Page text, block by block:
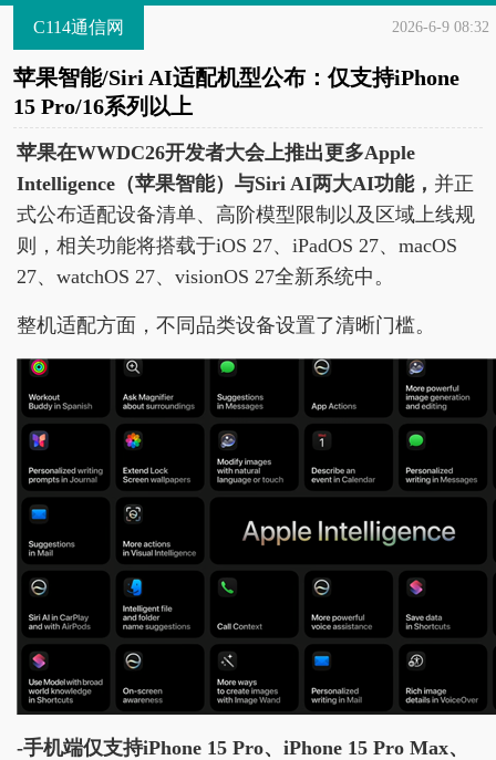
C114通信网 2026-6-9 08:32
苹果智能/Siri AI适配机型公布：仅支持iPhone
15 Pro/16系列以上
苹果在WWDC26开发者大会上推出更多Apple
Intelligence（苹果智能）与Siri AI两大AI功能， 并正
式公布适配设备清单、高阶模型限制以及区域上线规
则，相关功能将搭载于iOS 27、iPadOS 27、macOS
27、watchOS 27、visionOS 27全新系统中。
整机适配方面，不同品类设备设置了清晰门槛。
-手机端仅支持iPhone 15 Pro、iPhone 15 Pro Max、